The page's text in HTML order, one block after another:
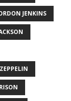
JENKINS